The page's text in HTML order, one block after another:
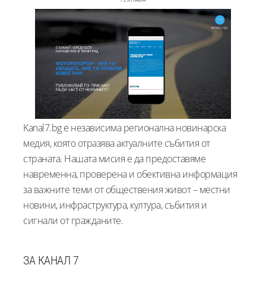
Kanal7.bg е независима регионална новинарска
медия, която отразява актуалните събития от
страната. Нашата мисия е да предоставяме
навременна, проверена и обективна информация
за важните теми от обществения живот – местни
новини, инфраструктура, култура, събития и
сигнали от гражданите.
ЗА КАНАЛ 7